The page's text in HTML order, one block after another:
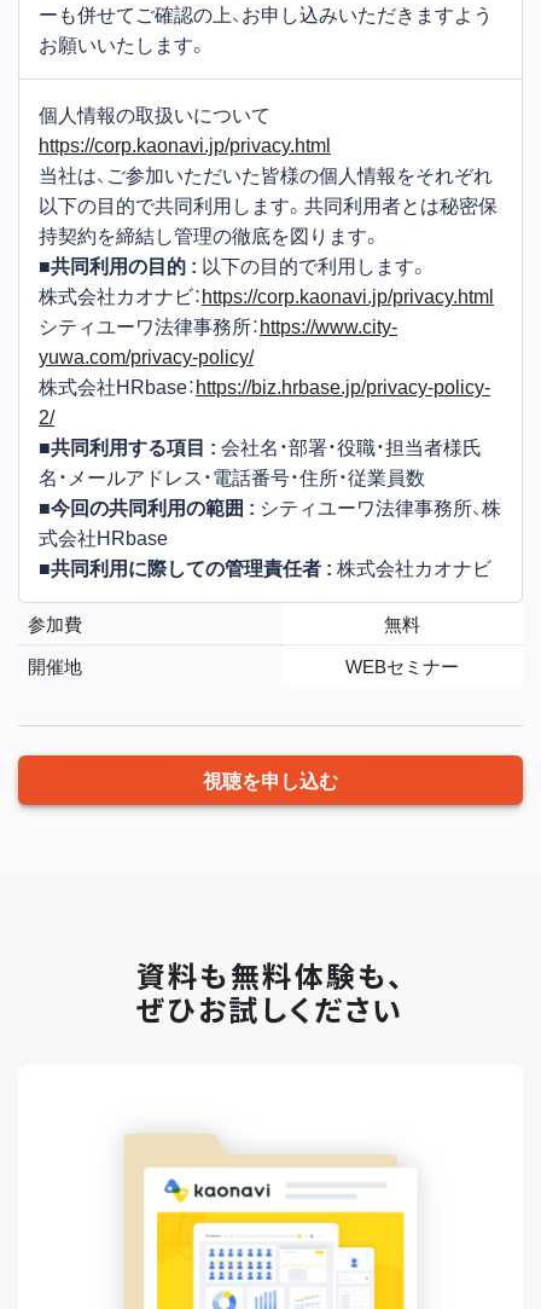
ーも併せてご確認の上、お申し込みいただきますよう
お願いいたします。
個人情報の取扱いについて
https://corp.kaonavi.jp/privacy.html
当社は、ご参加いただいた皆様の個人情報をそれぞれ
以下の目的で共同利用します。共同利用者とは秘密保
持契約を締結し管理の徹底を図ります。
■共同利用の目的 : 以下の目的で利用します。
株式会社カオナビ：https://corp.kaonavi.jp/privacy.html
シティユーワ法律事務所：https://www.city-
yuwa.com/privacy-policy/
株式会社HRbase：https://biz.hrbase.jp/privacy-policy-
2/
■共同利用する項目 : 会社名・部署・役職・担当者様氏
名・メールアドレス・電話番号・住所・従業員数
■今回の共同利用の範囲 : シティユーワ法律事務所、株
式会社HRbase
■共同利用に際しての管理責任者 : 株式会社カオナビ
参加費
無料
開催地
WEBセミナー
視聴を申し込む
資料も無料体験も、
ぜひお試しください